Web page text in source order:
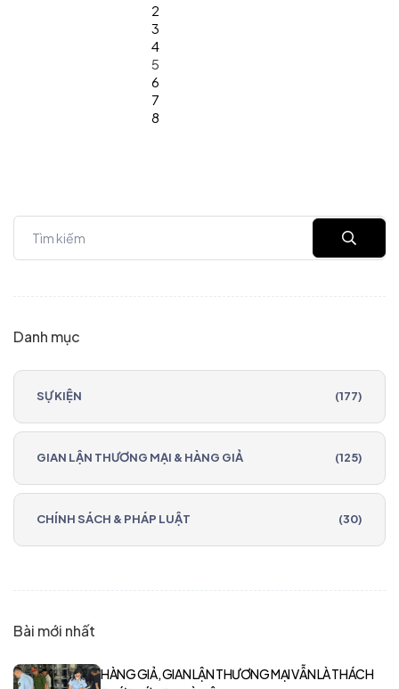
2
3
4
5
6
7
8
Danh mục
SỰ KIỆN (177)
GIAN LẬN THƯƠNG MẠI & HÀNG GIẢ (125)
CHÍNH SÁCH & PHÁP LUẬT (30)
Bài mới nhất
HÀNG GIẢ, GIAN LẬN THƯƠNG MẠI VẪN LÀ THÁCH